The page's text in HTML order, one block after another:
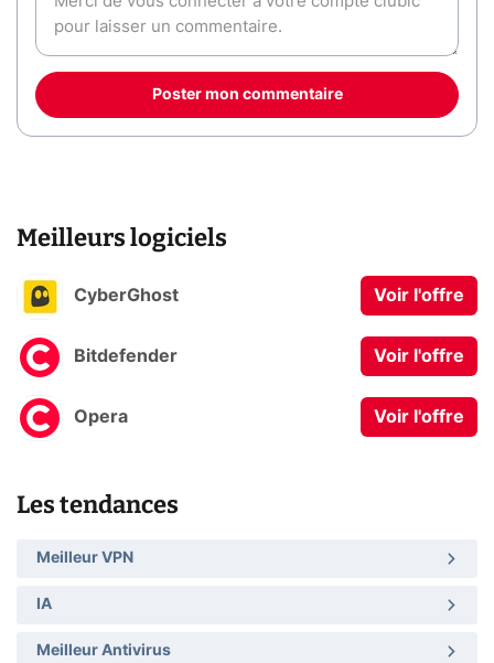
Poster mon commentaire
Meilleurs logiciels
CyberGhost Voir l'offre
Bitdefender Voir l'offre
Opera Voir l'offre
Les tendances
Meilleur VPN
IA
Meilleur Antivirus